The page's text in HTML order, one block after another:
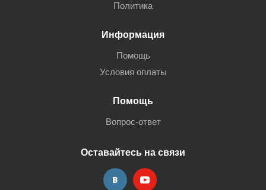
Политика
Информация
Помощь
Условия оплаты
Помощь
Вопрос-ответ
Оставайтесь на связи